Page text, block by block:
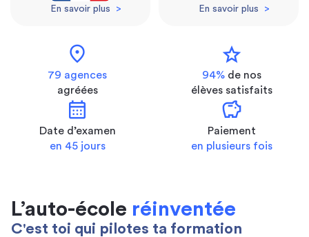
En savoir plus > En savoir plus >
location_on
79 agences
agréées
star
94% de nos
élèves satisfaits
calendar_month
Date d’examen
en 45 jours
savings
Paiement
en plusieurs fois
L’auto-école réinventée
C'est toi qui pilotes ta formation